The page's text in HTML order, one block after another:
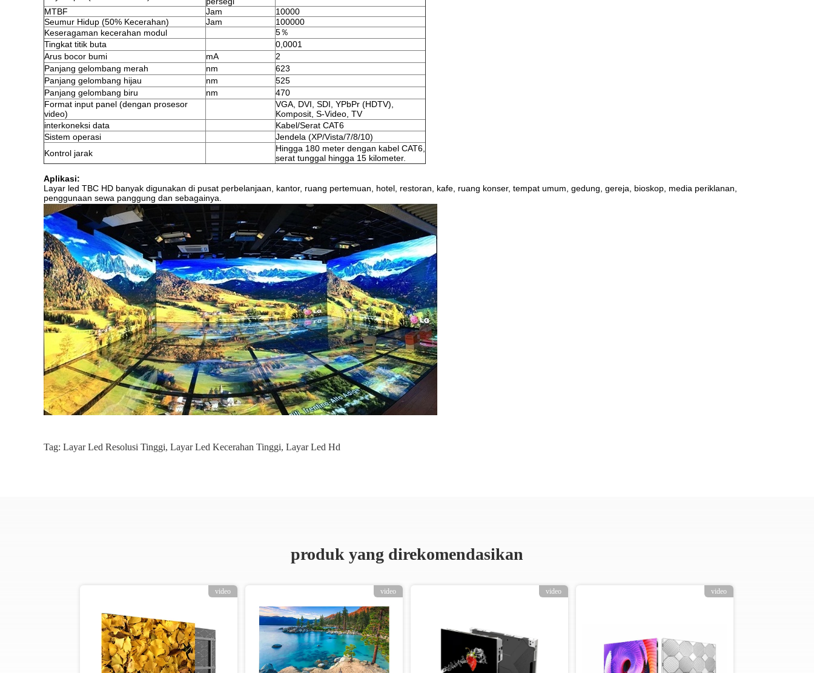
MTBF
Jam
10000
Seumur Hidup (50% Kecerahan)
Jam
100000
Keseragaman kecerahan modul
5％
Tingkat titik buta
0,0001
Arus bocor bumi
mA
2
Panjang gelombang merah
nm
623
Panjang gelombang hijau
nm
525
Panjang gelombang biru
nm
470
Format input panel (dengan prosesor
video)
VGA, DVI, SDI, YPbPr (HDTV),
Komposit, S-Video, TV
interkoneksi data
Kabel/Serat CAT6
Sistem operasi
Jendela (XP/Vista/7/8/10)
Kontrol jarak
Hingga 180 meter dengan kabel CAT6,
serat tunggal hingga 15 kilometer.
Aplikasi:
Layar led TBC HD banyak digunakan di pusat perbelanjaan, kantor, ruang pertemuan, hotel, restoran, kafe, ruang konser, tempat umum, gedung, gereja, bioskop, media periklanan,
penggunaan sewa panggung dan sebagainya.
Tag: Layar Led Resolusi Tinggi, Layar Led Kecerahan Tinggi, Layar Led Hd
produk yang direkomendasikan